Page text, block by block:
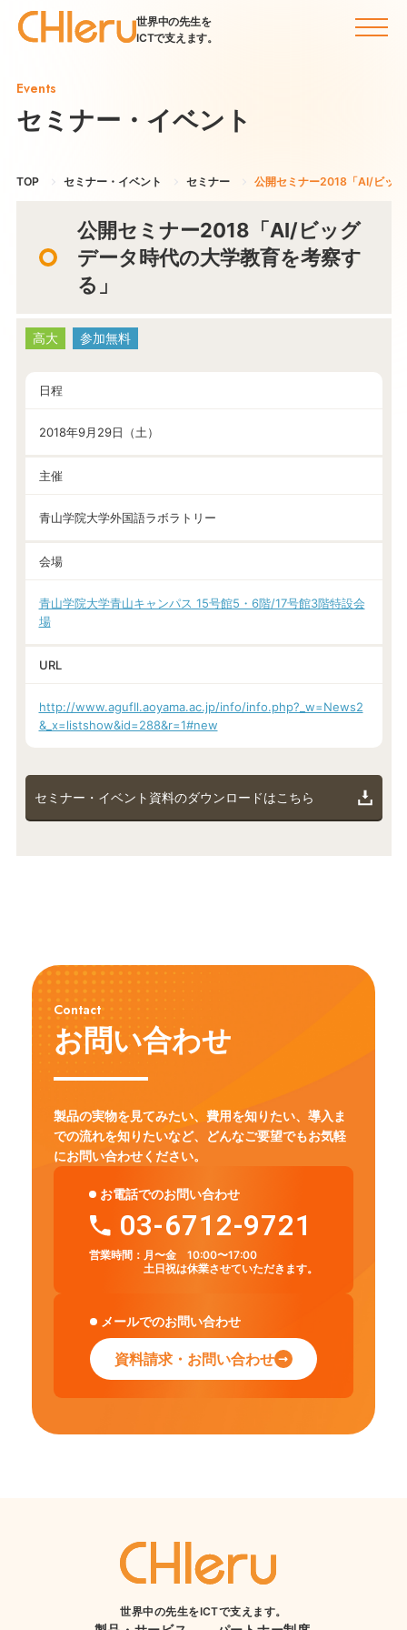
世界中の先生を
ICTで支えます。
Events
セミナー・イベント
TOP セミナー・イベント セミナー 公開セミナー2018「AI/ビッ
公開セミナー2018「AI/ビッグ
データ時代の大学教育を考察す
る」
高大 参加無料
日程
2018年9月29日（土）
主催
青山学院大学外国語ラボラトリー
会場
青山学院大学青山キャンパス 15号館5・6階/17号館3階特設会
場
URL
http://www.agufll.aoyama.ac.jp/info/info.php?_w=News2
&_x=listshow&id=288&r=1#new
セミナー・イベント資料のダウンロードはこちら
Contact
お問い合わせ
製品の実物を見てみたい、費用を知りたい、導入ま
での流れを知りたいなど、
どんなご要望でもお気軽
にお問い合わせください。
お電話でのお問い合わせ
03-6712-9721
営業時間： 月〜金 10:00〜17:00
土日祝は休業させていただきます。
メールでのお問い合わせ
資料請求・お問い合わせ
世界中の先生をICTで支えます。